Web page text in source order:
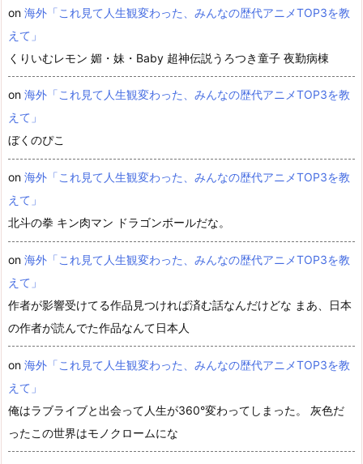
on 海外「これ見て人生観変わった、みんなの歴代アニメTOP3を教
えて」
くりいむレモン 媚・妹・Baby 超神伝説うろつき童子 夜勤病棟
on 海外「これ見て人生観変わった、みんなの歴代アニメTOP3を教
えて」
ぼくのぴこ
on 海外「これ見て人生観変わった、みんなの歴代アニメTOP3を教
えて」
北斗の拳 キン肉マン ドラゴンボールだな。
on 海外「これ見て人生観変わった、みんなの歴代アニメTOP3を教
えて」
作者が影響受けてる作品見つければ済む話なんだけどな まあ、日本
の作者が読んでた作品なんて日本人
on 海外「これ見て人生観変わった、みんなの歴代アニメTOP3を教
えて」
俺はラブライブと出会って人生が360°変わってしまった。 灰色だ
ったこの世界はモノクロームにな